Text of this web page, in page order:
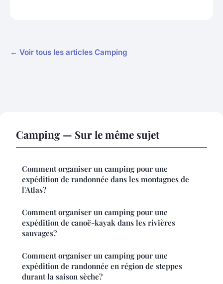
← Voir tous les articles Camping
Camping — Sur le même sujet
Comment organiser un camping pour une
expédition de randonnée dans les montagnes de
l'Atlas?
Comment organiser un camping pour une
expédition de canoë-kayak dans les rivières
sauvages?
Comment organiser un camping pour une
expédition de randonnée en région de steppes
durant la saison sèche?